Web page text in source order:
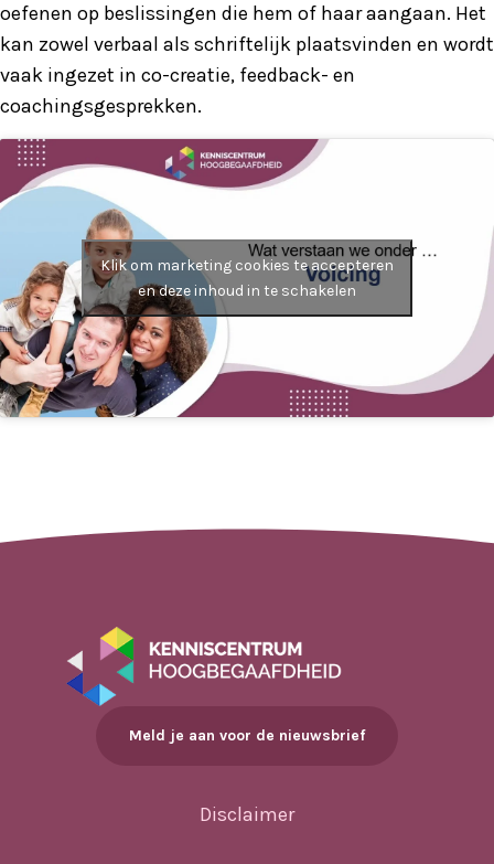
oefenen op beslissingen die hem of haar aangaan. Het
kan zowel verbaal als schriftelijk plaatsvinden en wordt
vaak ingezet in co-creatie, feedback- en
coachingsgesprekken.
Klik om marketing cookies te accepteren
en deze inhoud in te schakelen
Meld je aan voor de nieuwsbrief
Disclaimer